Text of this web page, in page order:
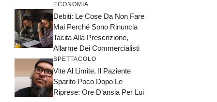
ECONOMIA
Debiti: Le Cose Da Non Fare
Mai Perché Sono Rinuncia
Tacita Alla Prescrizione,
Allarme Dei Commercialisti
SPETTACOLO
Vite Al Limite, Il Paziente
Sparito Poco Dopo Le
Riprese: Ore D’ansia Per Lui